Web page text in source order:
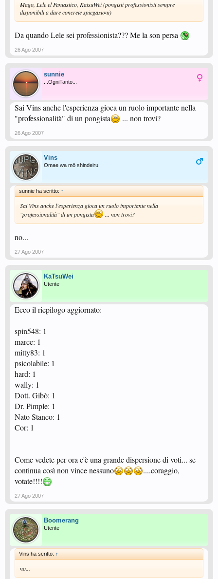
Mago, Lele el Fantastico, KatsuWei (pongisti professionisti sempre
disponibili a dare concrete spiegazioni)
Da quando Lele sei professionista??? Me la son persa
26 Ago 2007
sunnie
...OgniTanto...
Sai Vins anche l'esperienza gioca un ruolo importante nella
"professionalità" di un pongista
... non trovi?
26 Ago 2007
Vins
Omae wa mō shindeiru
sunnie ha scritto: ↑
Sai Vins anche l'esperienza gioca un ruolo importante nella
"professionalità" di un pongista
... non trovi?
no...
27 Ago 2007
KaTsuWei
Utente
Ecco il riepilogo aggiornato:
spin548: 1
marce: 1
mitty83: 1
psicolabile: 1
hard: 1
wally: 1
Dott. Gibò: 1
Dr. Pimple: 1
Nato Stanco: 1
Cor: 1
Come vedete per ora c'è una grande dispersione di voti... se
continua così non vince nessuno
....coraggio,
votate!!!!
27 Ago 2007
Boomerang
Utente
Vins ha scritto: ↑
no...